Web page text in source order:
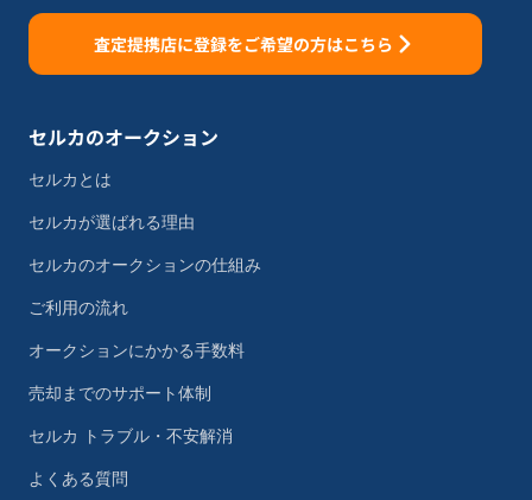
査定提携店に登録をご希望の方はこちら
セルカのオークション
セルカとは
セルカが選ばれる理由
セルカのオークションの仕組み
ご利用の流れ
オークションにかかる手数料
売却までのサポート体制
セルカ トラブル・不安解消
よくある質問